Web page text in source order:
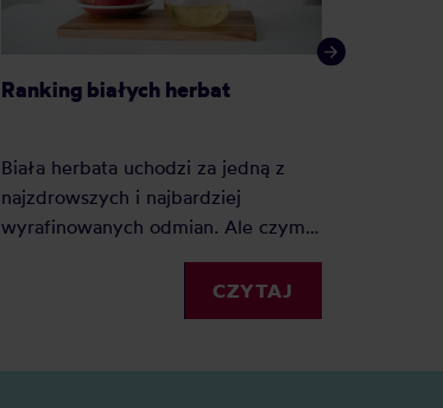
Ranking białych herbat
Biała herbata uchodzi za jedną z
najzdrowszych i najbardziej
wyrafinowanych odmian. Ale czym
jest biała herbata, jak powstaje i
komu najbardziej zasmakuje? Oto
krótki przewodnik po białej
CZYTAJ